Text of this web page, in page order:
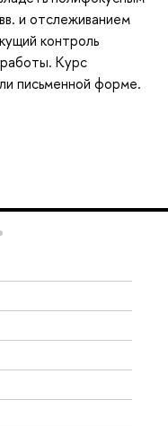
и отслеживанием
контроль
Курс
письменной форме.